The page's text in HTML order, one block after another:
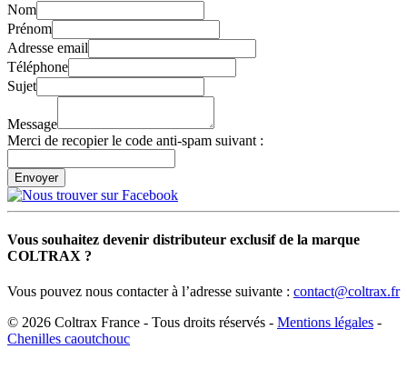
Nom
Prénom
Adresse email
Téléphone
Sujet
Message
Merci de recopier le code anti-spam suivant :
Vous souhaitez devenir distributeur exclusif de la marque
COLTRAX ?
Vous pouvez nous contacter à l’adresse suivante : contact@coltrax.fr
© 2026 Coltrax France - Tous droits réservés - Mentions légales -
Chenilles caoutchouc